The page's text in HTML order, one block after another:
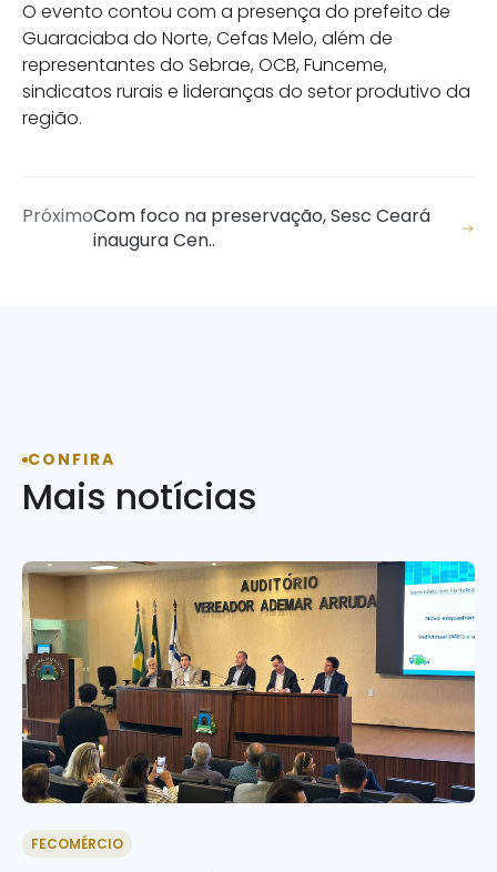
O evento contou com a presença do prefeito de
Guaraciaba do Norte, Cefas Melo, além de
representantes do Sebrae, OCB, Funceme,
sindicatos rurais e lideranças do setor produtivo da
região.
PróximoCom foco na preservação, Sesc Ceará
inaugura Cen..
CONFIRA
Mais notícias
FECOMÉRCIO